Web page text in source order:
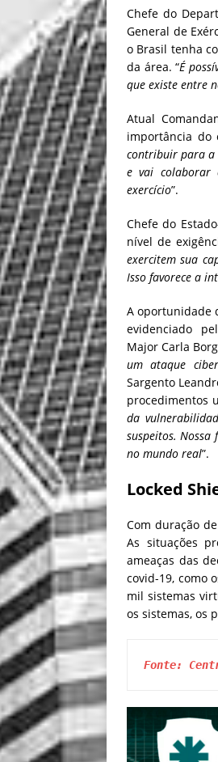
Chefe do
General de
o Brasil tenha
da área. “É
que existe entre
Atual
importância do
contribuir para a
e vai colaborar
exercício”.
Chefe do
nível de
exercitem sua
Isso favorece a
A oportunidade
evidenciado
Major Carla
um ataque
Sargento
procedimentos
da
suspeitos.
no mundo real”.
Locked
Com duração
As situações
ameaças das
covid-19, como
mil sistemas
os sistemas, os
Fonte: